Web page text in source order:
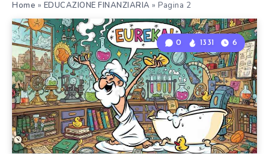
Home » EDUCAZIONE FINANZIARIA » Pagina 2
0 1331 6